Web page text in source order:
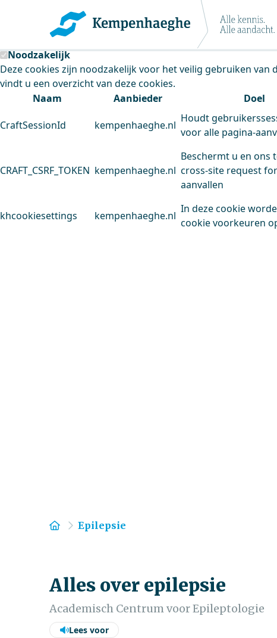
Kempenhaeghe maakt gebruik van cookies
Deze site plaatst cookies. Dit doen we om het gebruik van
Noodzakelijk
Deze cookies zijn noodzakelijk voor het veilig gebruiken van
vindt u een overzicht van deze cookies.
Naam
Aanbieder Doel
CraftSessionId kempenhaeghe.nl
Houdt
voor alle pagina-
CRAFT_CSRF_TOKEN kempenhaeghe.nl
Beschermt u en ons
cross-site request
aanvallen
khcookiesettings kempenhaeghe.nl
In deze cookie
cookie voorkeuren
Home
Epilepsie
Alles over epilepsie
Academisch Centrum voor Epileptologie
Lees voor